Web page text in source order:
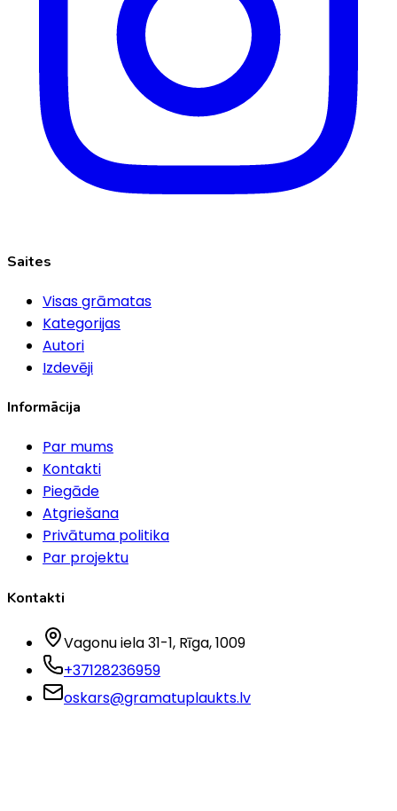
Saites
Visas grāmatas
Kategorijas
Autori
Izdevēji
Informācija
Par mums
Kontakti
Piegāde
Atgriešana
Privātuma politika
Par projektu
Kontakti
Vagonu iela 31-1, Rīga, 1009
+37128236959
oskars@gramatuplaukts.lv